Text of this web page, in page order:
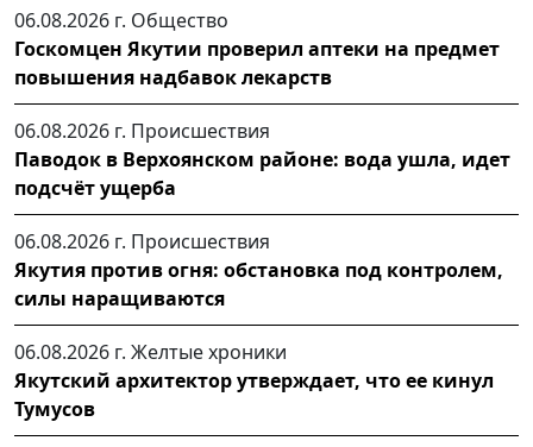
06.08.2026 г. Общество
Госкомцен Якутии проверил аптеки на предмет
повышения надбавок лекарств
06.08.2026 г. Происшествия
Паводок в Верхоянском районе: вода ушла, идет
подсчёт ущерба
06.08.2026 г. Происшествия
Якутия против огня: обстановка под контролем,
силы наращиваются
06.08.2026 г. Желтые хроники
Якутский архитектор утверждает, что ее кинул
Тумусов